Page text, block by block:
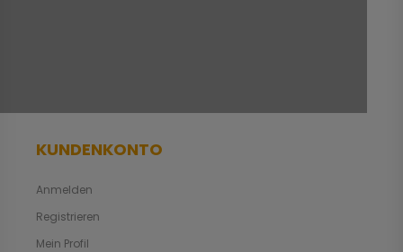
KUNDENKONTO
Anmelden
Registrieren
Mein Profil